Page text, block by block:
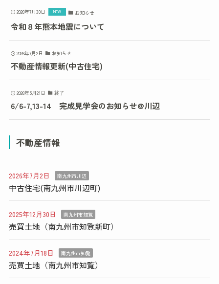
2026年7月30日 お知らせ
令和８年熊本地震について
2026年7月2日 お知らせ
不動産情報更新(中古住宅)
2026年5月21日 終了
6/6-7,13-14 完成見学会のお知らせ@川辺
不動産情報
2026年7月2日 南九州市川辺
中古住宅(南九州市川辺町)
2025年12月30日 南九州市知覧
売買土地（南九州市知覧新町）
2024年7月18日 南九州市知覧
売買土地（南九州市知覧）